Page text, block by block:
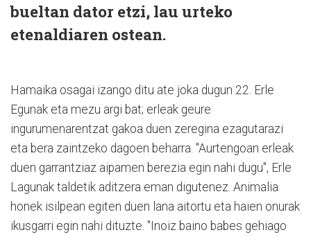
bueltan dator etzi, lau urteko
etenaldiaren ostean.
Hamaika osagai izango ditu ate joka dugun 22. Erle
Egunak eta mezu argi bat; erleak geure
ingurumenarentzat gakoa duen zeregina ezagutarazi
eta bera zaintzeko dagoen beharra. "Aurtengoan erleak
duen garrantziaz aipamen berezia egin nahi dugu", Erle
Lagunak taldetik aditzera eman digutenez. Animalia
honek isilpean egiten duen lana aitortu eta haien onurak
ikusgarri egin nahi dituzte. "Inoiz baino babes gehiago